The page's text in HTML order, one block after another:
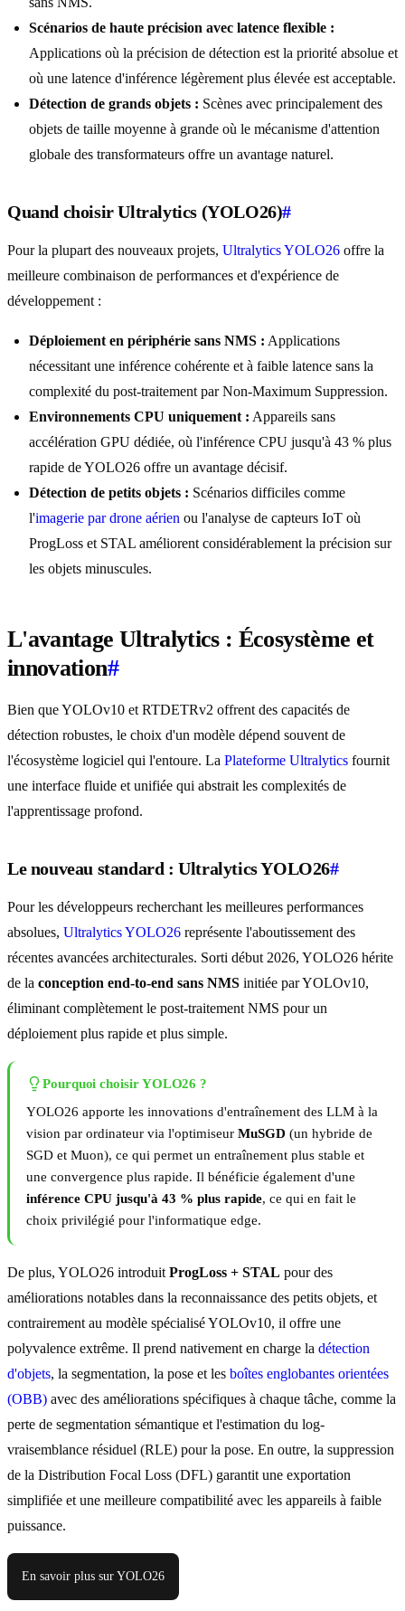
Scénarios de haute précision avec latence flexible :
Applications où la précision de détection est la priorité absolue et
où une latence d'inférence légèrement plus élevée est acceptable.
Détection de grands objets : Scènes avec principalement des
objets de taille moyenne à grande où le mécanisme d'attention
globale des transformateurs offre un avantage naturel.
Quand choisir Ultralytics (YOLO26)#
Pour la plupart des nouveaux projets, Ultralytics YOLO26 offre la
meilleure combinaison de performances et d'expérience de
développement :
Déploiement en périphérie sans NMS : Applications
nécessitant une inférence cohérente et à faible latence sans la
complexité du post-traitement par Non-Maximum Suppression.
Environnements CPU uniquement : Appareils sans
accélération GPU dédiée, où l'inférence CPU jusqu'à 43 % plus
rapide de YOLO26 offre un avantage décisif.
Détection de petits objets : Scénarios difficiles comme
l'imagerie par drone aérien ou l'analyse de capteurs IoT où
ProgLoss et STAL améliorent considérablement la précision sur
les objets minuscules.
L'avantage Ultralytics : Écosystème et
innovation#
Bien que YOLOv10 et RTDETRv2 offrent des capacités de
détection robustes, le choix d'un modèle dépend souvent de
l'écosystème logiciel qui l'entoure. La Plateforme Ultralytics fournit
une interface fluide et unifiée qui abstrait les complexités de
l'apprentissage profond.
Le nouveau standard : Ultralytics YOLO26#
Pour les développeurs recherchant les meilleures performances
absolues, Ultralytics YOLO26 représente l'aboutissement des
récentes avancées architecturales. Sorti début 2026, YOLO26 hérite
de la conception end-to-end sans NMS initiée par YOLOv10,
éliminant complètement le post-traitement NMS pour un
déploiement plus rapide et plus simple.
Pourquoi choisir YOLO26 ?
YOLO26 apporte les innovations d'entraînement des LLM à la
vision par ordinateur via l'optimiseur MuSGD (un hybride de
SGD et Muon), ce qui permet un entraînement plus stable et
une convergence plus rapide. Il bénéficie également d'une
inférence CPU jusqu'à 43 % plus rapide, ce qui en fait le
choix privilégié pour l'informatique edge.
De plus, YOLO26 introduit ProgLoss + STAL pour des
améliorations notables dans la reconnaissance des petits objets, et
contrairement au modèle spécialisé YOLOv10, il offre une
polyvalence extrême. Il prend nativement en charge la détection
d'objets, la segmentation, la pose et les boîtes englobantes orientées
(OBB) avec des améliorations spécifiques à chaque tâche, comme la
perte de segmentation sémantique et l'estimation du log-
vraisemblance résiduel (RLE) pour la pose. En outre, la suppression
de la Distribution Focal Loss (DFL) garantit une exportation
simplifiée et une meilleure compatibilité avec les appareils à faible
puissance.
En savoir plus sur YOLO26